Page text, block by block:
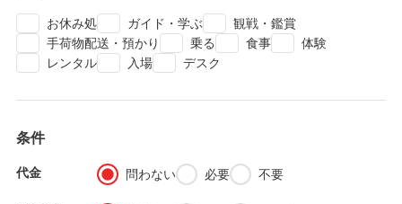
お休み処 ガイド・学ぶ 観戦・鑑賞
手荷物配送・預かり 乗る 食事 体験
レンタル 入場 デスク
条件
代金 fiber_manual_record 問わないfiber_manual_record 必要fiber_manual_record 不要